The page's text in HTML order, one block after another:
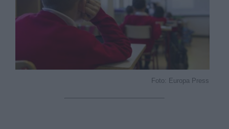
Foto: Europa Press